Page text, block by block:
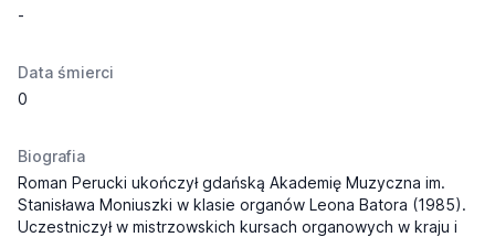
-
Data śmierci
0
Biografia
Roman Perucki ukończył gdańską Akademię Muzyczna im.
Stanisława Moniuszki w klasie organów Leona Batora (1985).
Uczestniczył w mistrzowskich kursach organowych w kraju i